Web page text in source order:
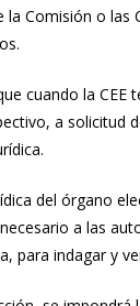
Comisión o
cuando la
a solicitud
del órgano
a las
para indagar y